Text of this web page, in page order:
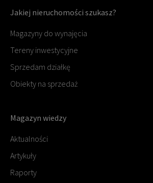
Jakiej nieruchomości szukasz?
Magazyny do wynajęcia
Tereny inwestycyjne
Sprzedam działkę
Obiekty na sprzedaż
Magazyn wiedzy
Aktualności
Artykuły
Raporty